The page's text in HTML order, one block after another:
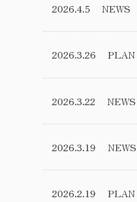
2026.4.5 NEWS
2026.3.26 PLAN
2026.3.22 NEWS
2026.3.19 NEWS
2026.2.19 PLAN